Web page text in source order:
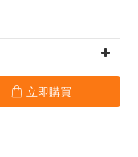
立即購買